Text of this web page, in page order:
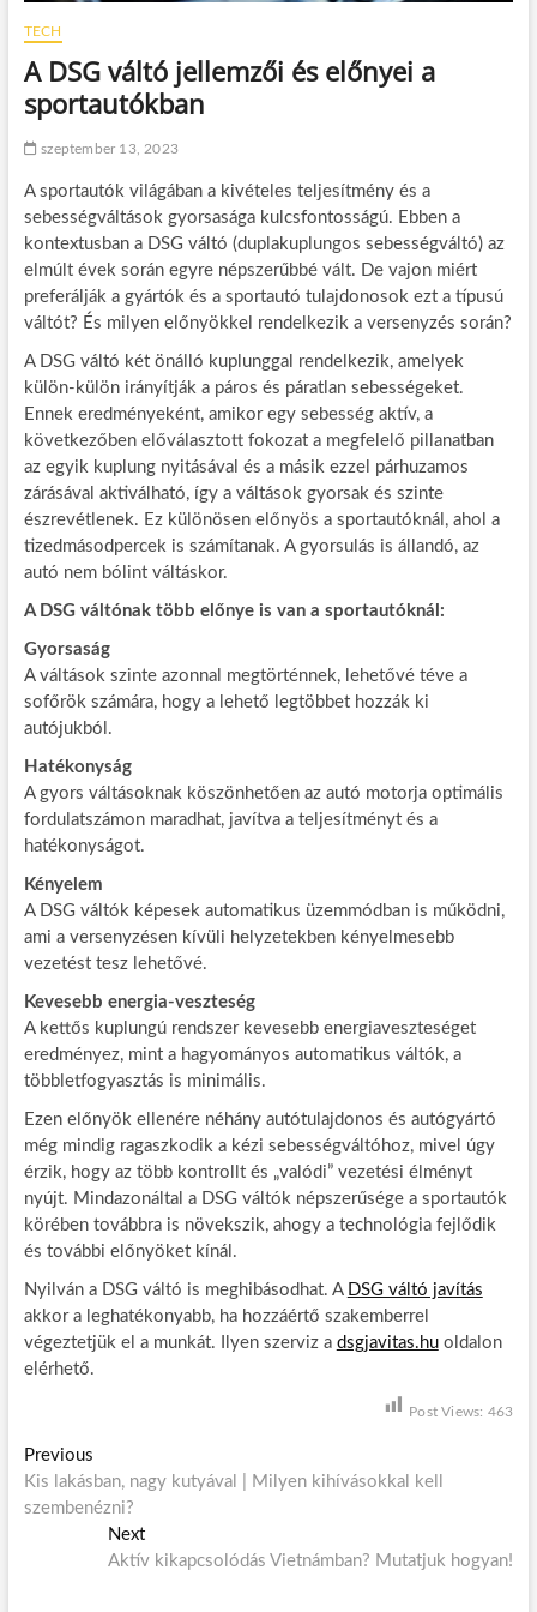
TECH
A DSG váltó jellemzői és előnyei a
sportautókban
szeptember 13, 2023
A sportautók világában a kivételes teljesítmény és a
sebességváltások gyorsasága kulcsfontosságú. Ebben a
kontextusban a DSG váltó (duplakuplungos sebességváltó) az
elmúlt évek során egyre népszerűbbé vált. De vajon miért
preferálják a gyártók és a sportautó tulajdonosok ezt a típusú
váltót? És milyen előnyökkel rendelkezik a versenyzés során?
A DSG váltó két önálló kuplunggal rendelkezik, amelyek
külön-külön irányítják a páros és páratlan sebességeket.
Ennek eredményeként, amikor egy sebesség aktív, a
következőben előválasztott fokozat a megfelelő pillanatban
az egyik kuplung nyitásával és a másik ezzel párhuzamos
zárásával aktiválható, így a váltások gyorsak és szinte
észrevétlenek. Ez különösen előnyös a sportautóknál, ahol a
tizedmásodpercek is számítanak. A gyorsulás is állandó, az
autó nem bólint váltáskor.
A DSG váltónak több előnye is van a sportautóknál:
Gyorsaság
A váltások szinte azonnal megtörténnek, lehetővé téve a
sofőrök számára, hogy a lehető legtöbbet hozzák ki
autójukból.
Hatékonyság
A gyors váltásoknak köszönhetően az autó motorja optimális
fordulatszámon maradhat, javítva a teljesítményt és a
hatékonyságot.
Kényelem
A DSG váltók képesek automatikus üzemmódban is működni,
ami a versenyzésen kívüli helyzetekben kényelmesebb
vezetést tesz lehetővé.
Kevesebb energia-veszteség
A kettős kuplungú rendszer kevesebb energiaveszteséget
eredményez, mint a hagyományos automatikus váltók, a
többletfogyasztás is minimális.
Ezen előnyök ellenére néhány autótulajdonos és autógyártó
még mindig ragaszkodik a kézi sebességváltóhoz, mivel úgy
érzik, hogy az több kontrollt és „valódi” vezetési élményt
nyújt. Mindazonáltal a DSG váltók népszerűsége a sportautók
körében továbbra is növekszik, ahogy a technológia fejlődik
és további előnyöket kínál.
Nyilván a DSG váltó is meghibásodhat. A DSG váltó javítás
akkor a leghatékonyabb, ha hozzáértő szakemberrel
végeztetjük el a munkát. Ilyen szerviz a dsgjavitas.huoldalon
elérhető.
Post Views: 463
B
e
Previous
r
e
Kis lakásban, nagy kutyával | Milyen kihívásokkal kell
szembenézni?
Next
e
Aktív kikapcsolódás Vietnámban? Mutatjuk hogyan!